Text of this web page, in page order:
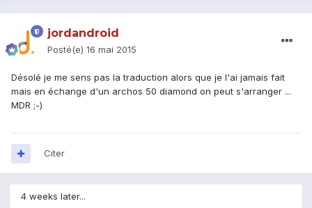
jordandroid
Posté(e) 16 mai 2015
Désolé je me sens pas la traduction alors que je l'ai jamais fait
mais en échange d'un archos 50 diamond on peut s'arranger ...
MDR ;-)
Citer
4 weeks later...